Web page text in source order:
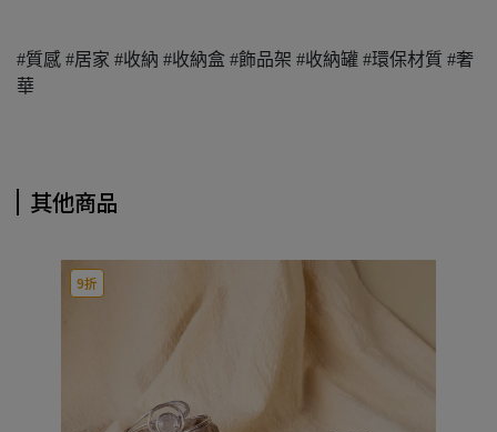
#質感 #居家 #收納 #收納盒 #飾品架 #收納罐 #環保材質 #奢
華
其他商品
9折